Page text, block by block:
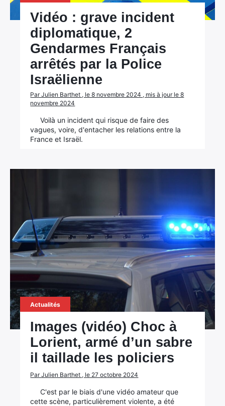
Vidéo : grave incident
diplomatique, 2
Gendarmes Français
arrêtés par la Police
Israëlienne
Par Julien Barthet , le 8 novembre 2024 , mis à jour le 8
novembre 2024
Voilà un incident qui risque de faire des
vagues, voire, d'entacher les relations entre la
France et Israël.
Actualités
Images (vidéo) Choc à
Lorient, armé d’un sabre
il taillade les policiers
Par Julien Barthet , le 27 octobre 2024
C'est par le biais d'une vidéo amateur que
cette scène, particulièrement violente, a été